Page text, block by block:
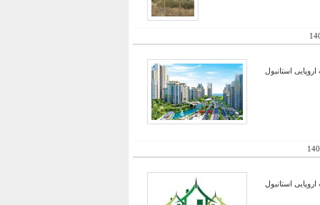
استانبول
استانبول